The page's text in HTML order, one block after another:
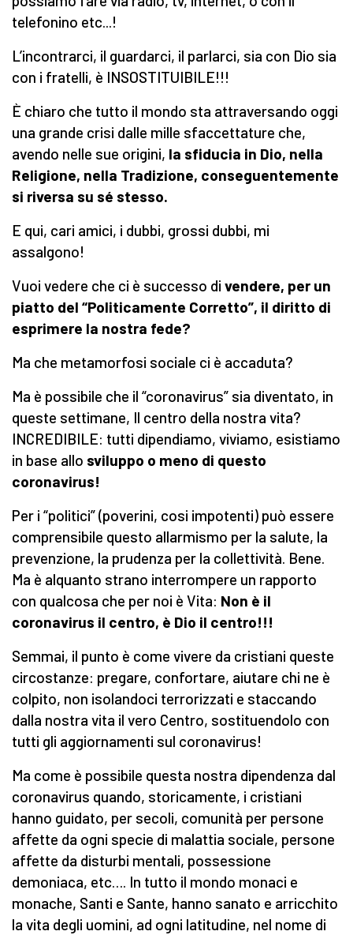
telefonino etc...!
L’incontrarci, il guardarci, il parlarci, sia con Dio sia
con i fratelli, è INSOSTITUIBILE!!!
È chiaro che tutto il mondo sta attraversando oggi
una grande crisi dalle mille sfaccettature che,
avendo nelle sue origini, la sfiducia in Dio, nella
Religione, nella Tradizione, conseguentemente
si riversa su sé stesso.
E qui, cari amici, i dubbi, grossi dubbi, mi
assalgono!
Vuoi vedere che ci è successo di vendere, per un
piatto del “Politicamente Corretto”, il diritto di
esprimere la nostra fede?
Ma che metamorfosi sociale ci è accaduta?
Ma è possibile che il “coronavirus” sia diventato, in
queste settimane, Il centro della nostra vita?
INCREDIBILE: tutti dipendiamo, viviamo, esistiamo
in base allo sviluppo o meno di questo
coronavirus!
Per i “politici” (poverini, cosi impotenti) può essere
comprensibile questo allarmismo per la salute, la
prevenzione, la prudenza per la collettività. Bene.
Ma è alquanto strano interrompere un rapporto
con qualcosa che per noi è Vita: Non è il
coronavirus il centro, è Dio il centro!!!
Semmai, il punto è come vivere da cristiani queste
circostanze: pregare, confortare, aiutare chi ne è
colpito, non isolandoci terrorizzati e staccando
dalla nostra vita il vero Centro, sostituendolo con
tutti gli aggiornamenti sul coronavirus!
Ma come è possibile questa nostra dipendenza dal
coronavirus quando, storicamente, i cristiani
hanno guidato, per secoli, comunità per persone
affette da ogni specie di malattia sociale, persone
affette da disturbi mentali, possessione
demoniaca, etc…. In tutto il mondo monaci e
monache, Santi e Sante, hanno sanato e arricchito
la vita degli uomini, ad ogni latitudine, nel nome di